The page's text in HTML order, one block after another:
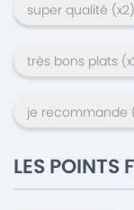
super qualité (x2)
très bons plats (x
je recommande
LES POINTS